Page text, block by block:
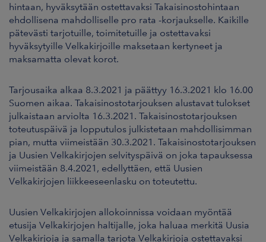
hintaan, hyväksytään ostettavaksi Takaisinostohintaan
ehdollisena mahdolliselle pro rata -korjaukselle. Kaikille
pätevästi tarjotuille, toimitetuille ja ostettavaksi
hyväksytyille Velkakirjoille maksetaan kertyneet ja
maksamatta olevat korot.
Tarjousaika alkaa 8.3.2021 ja päättyy 16.3.2021 klo 16.00
Suomen aikaa. Takaisinostotarjouksen alustavat tulokset
julkaistaan arviolta 16.3.2021. Takaisinostotarjouksen
toteutuspäivä ja lopputulos julkistetaan mahdollisimman
pian, mutta viimeistään 30.3.2021. Takaisinostotarjouksen
ja Uusien Velkakirjojen selvityspäivä on joka tapauksessa
viimeistään 8.4.2021, edellyttäen, että Uusien
Velkakirjojen liikkeeseenlasku on toteutettu.
Uusien Velkakirjojen allokoinnissa voidaan myöntää
etusija Velkakirjojen haltijalle, joka haluaa merkitä Uusia
Velkakirjoja ja samalla tarjota Velkakirjoja ostettavaksi